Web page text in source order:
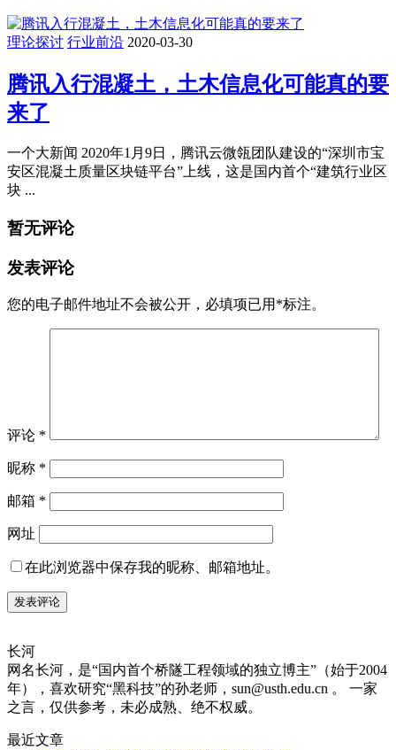
理论探讨 行业前沿 2020-03-30
腾讯入行混凝土，土木信息化可能真的要
来了
一个大新闻 2020年1月9日，腾讯云微瓴团队建设的“深圳市宝
安区混凝土质量区块链平台”上线，这是国内首个“建筑行业区
块 ...
暂无评论
发表评论
您的电子邮件地址不会被公开， 必填项已用 *标注。
评论 *
昵称 *
邮箱 *
网址
在此浏览器中保存我的昵称、邮箱地址。
长河
网名长河，是“国内首个桥隧工程领域的独立博主”（始于2004
年），喜欢研究“黑科技”的孙老师，sun@usth.edu.cn 。 一家
之言，仅供参考，未必成熟、绝不权威。
最近文章